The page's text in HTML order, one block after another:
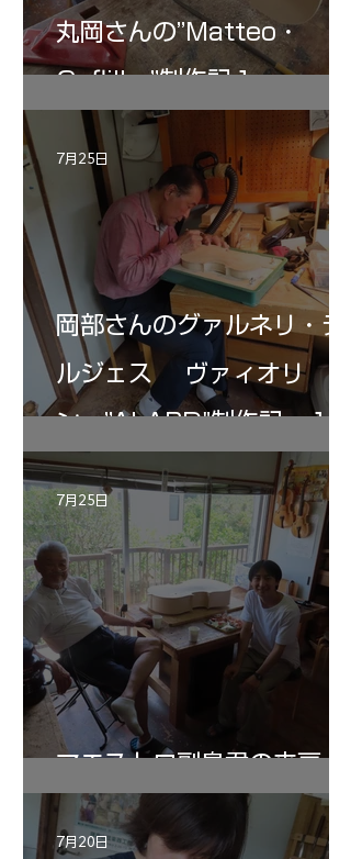
丸岡さんの”Matteo・
Gofliller”制作記１
岡部さんのグァルネリ・デ
ルジェス ヴァィオリ
ン ”ALARD"制作記 １2
7月25日
マエストロ副島君の来房
7月25日
7月20日